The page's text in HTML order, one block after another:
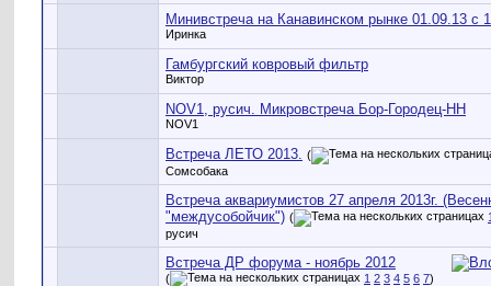
Минивстреча на Канавинском рынке 01.09.13 с
Иринка
Гамбургский ковровый фильтр
Виктор
NOV1, русич. Микровстреча Бор-Городец-НН
NOV1
Встреча ЛЕТО 2013. (
Сомсобака
Встреча аквариумистов 27 апреля 2013г.
"междусобойчик") (
русич
Встреча ДР форума - ноябрь 2012
( 1 2 3 4 5 6 7)